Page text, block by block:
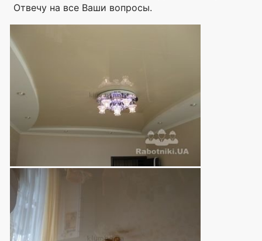
Отвечу на все Ваши вопросы.